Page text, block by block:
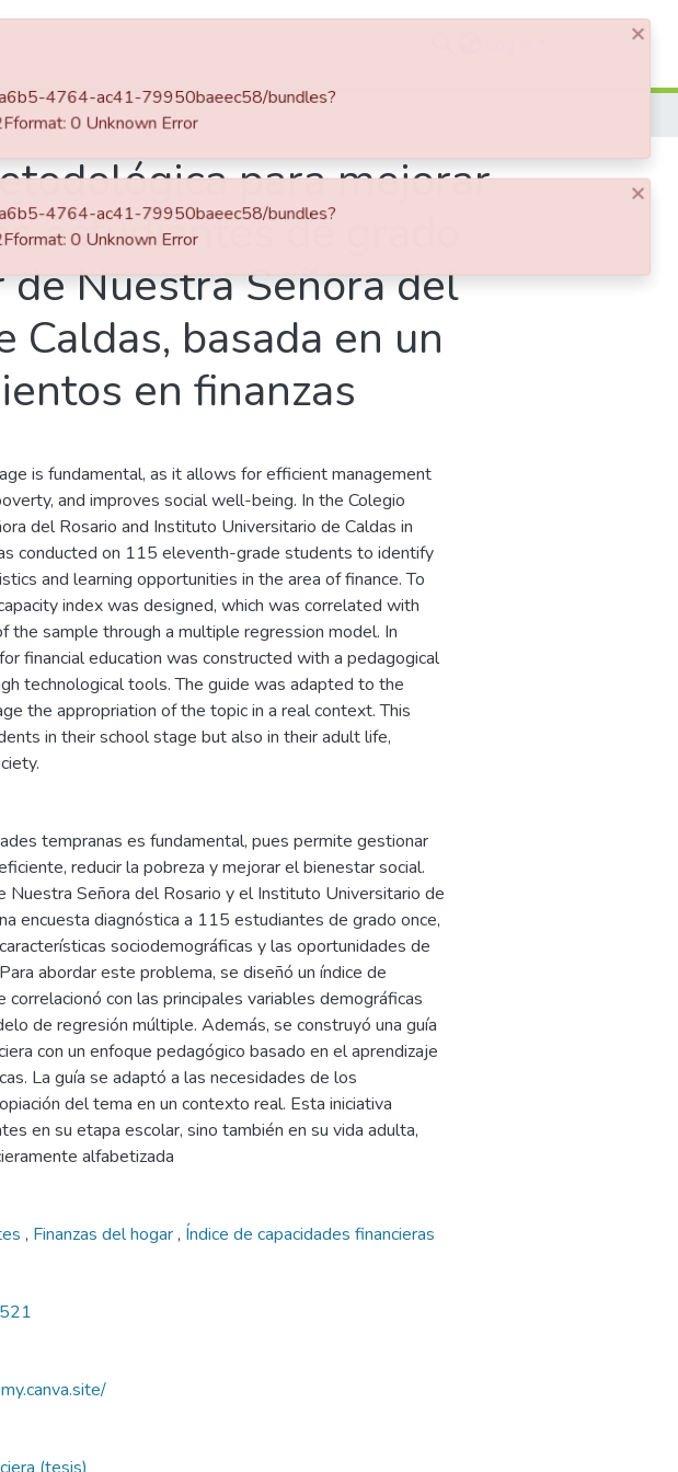
para mejorar
estudiantes de grado
Nuestra Señora del
basada en un
en finanzas
is fundamental, as it allows for efficient management
and improves social well-being. In the Colegio
del Rosario and Instituto Universitario de Caldas in
conducted on 115 eleventh-grade students to identify
and learning opportunities in the area of finance. To
index was designed, which was correlated with
the sample through a multiple regression model. In
financial education was constructed with a pedagogical
technological tools. The guide was adapted to the
the appropriation of the topic in a real context. This
in their school stage but also in their adult life,
tempranas es fundamental, pues permite gestionar
reducir la pobreza y mejorar el bienestar social.
Nuestra Señora del Rosario y el Instituto Universitario de
encuesta diagnóstica a 115 estudiantes de grado once,
sociodemográficas y las oportunidades de
abordar este problema, se diseñó un índice de
correlacionó con las principales variables demográficas
de regresión múltiple. Además, se construyó una guía
con un enfoque pedagógico basado en el aprendizaje
La guía se adaptó a las necesidades de los
del tema en un contexto real. Esta iniciativa
en su etapa escolar, sino también en su vida adulta,
alfabetizada
, Finanzas del hogar, Índice de capacidades financieras
×
4764-ac41-79950baeec58/bundles?
0 Unknown Error
×
4764-ac41-79950baeec58/bundles?
0 Unknown Error